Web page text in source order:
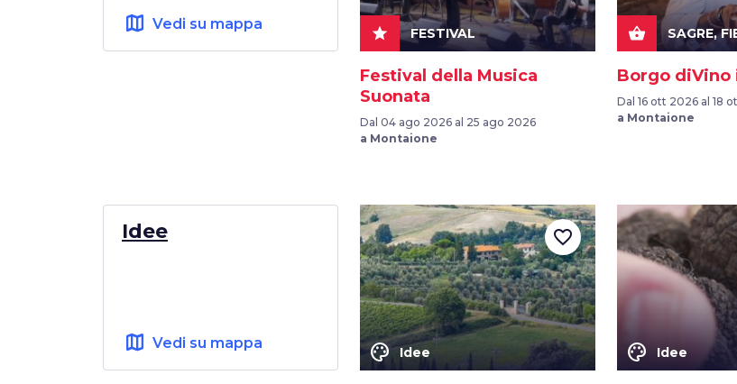
map Vedi su mappa
star FESTIVAL
Festival della Musica
Suonata
Dal 04 ago 2026 al 25 ago 2026
a Montaione
shopping_basket SAGRE,
Borgo diVino
Dal 16 ott 2026 al 18
a Montaione
Idee
map Vedi su mappa color_lens Idee
favorite_border
color_lens Idee